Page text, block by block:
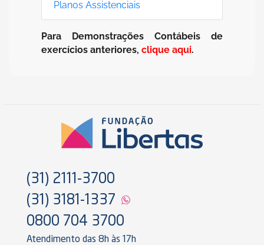
Planos Assistenciais
Para Demonstrações Contábeis de
exercícios anteriores, clique aqui.
(31) 2111-3700
(31) 3181-1337
0800 704 3700
Atendimento das 8h às 17h